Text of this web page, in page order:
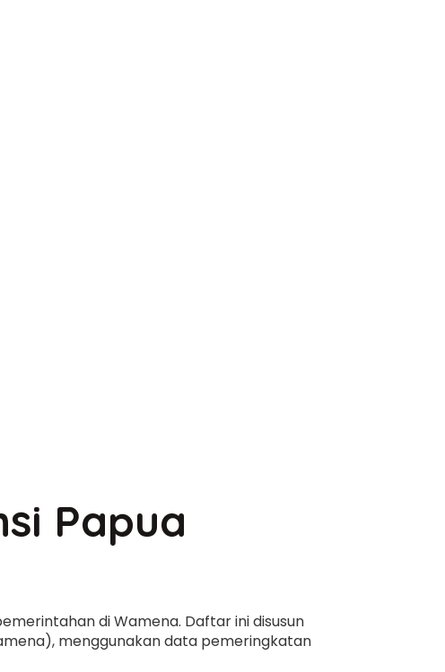
Papua
di Wamena. Daftar ini disusun
menggunakan data pemeringkatan